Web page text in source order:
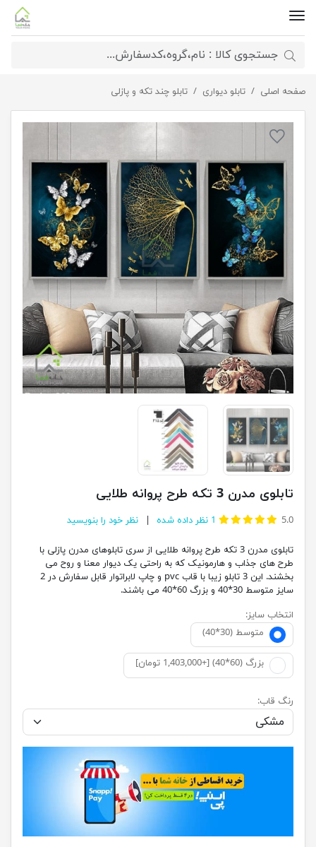
صفحه اصلی تابلو دیواری تابلو چند تکه و پازلی تابلوی مدرن 3 تکه طرح پروانه طلایی
تابلوی مدرن 3 تکه طرح پروانه طلایی
5.0
1 نظر داده شده نظر خود را بنویسید
تابلوی مدرن 3 تکه طرح پروانه طلایی از سری تابلوهای مدرن پازلی با
طرح های جذاب و هارمونیک که به راحتی یک دیوار معنا و روح می
بخشند. این 3 تابلو زیبا با قاب pvc و چاپ لابراتوار قابل سفارش در 2
سایز متوسط 30*40 و بزرگ 60*40 می باشند.
انتخاب سایز:
متوسط (30*40)
بزرگ (60*40) [+1,403,000 تومان]
رنگ قاب: